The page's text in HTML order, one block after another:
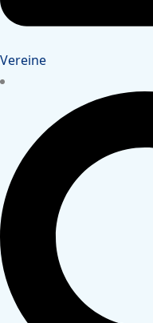
Vereine